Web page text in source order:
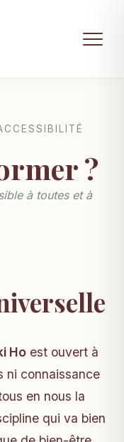
?
à toutes et à
Ho est ouvert à
ni connaissance
en nous la
qui va bien